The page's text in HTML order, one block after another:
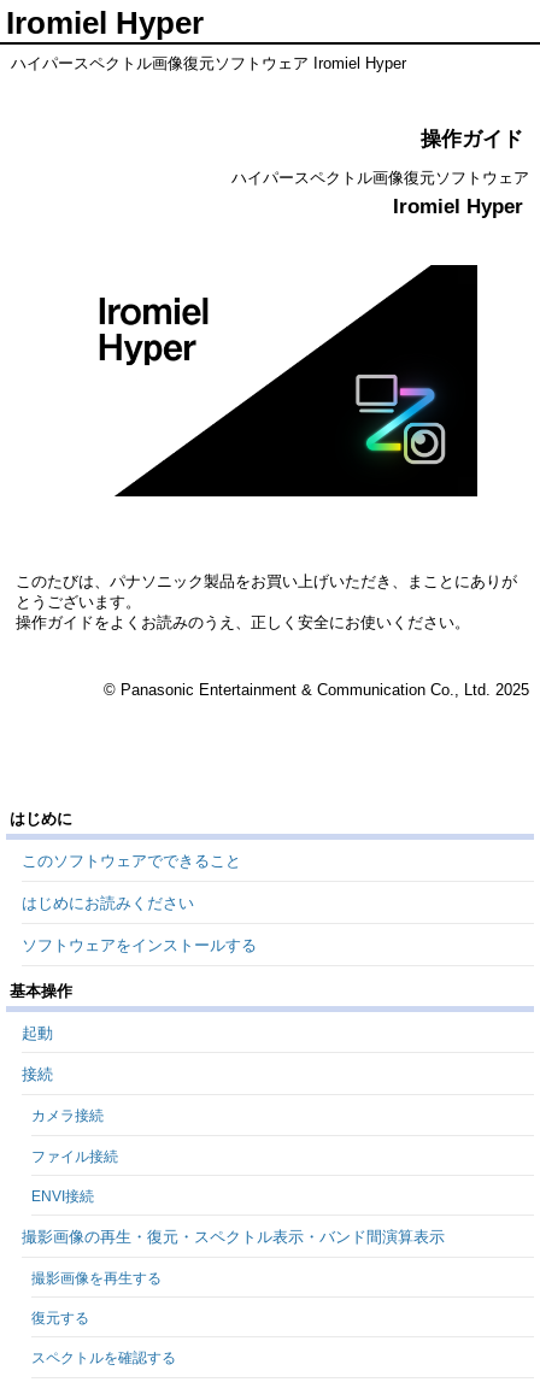
Iromiel Hyper
ハイパースペクトル画像復元ソフトウェア Iromiel Hyper
操作ガイド
ハイパースペクトル画像復元ソフトウェア
Iromiel Hyper
このたびは、パナソニック製品をお買い上げいただき、まことにありが
とうございます。
操作ガイドをよくお読みのうえ、正しく安全にお使いください。
© Panasonic Entertainment & Communication Co., Ltd. 2025
はじめに
このソフトウェアでできること
はじめにお読みください
ソフトウェアをインストールする
基本操作
起動
接続
カメラ接続
ファイル接続
ENVI接続
撮影画像の再生・復元・スペクトル表示・バンド間演算表示
撮影画像を再生する
復元する
スペクトルを確認する